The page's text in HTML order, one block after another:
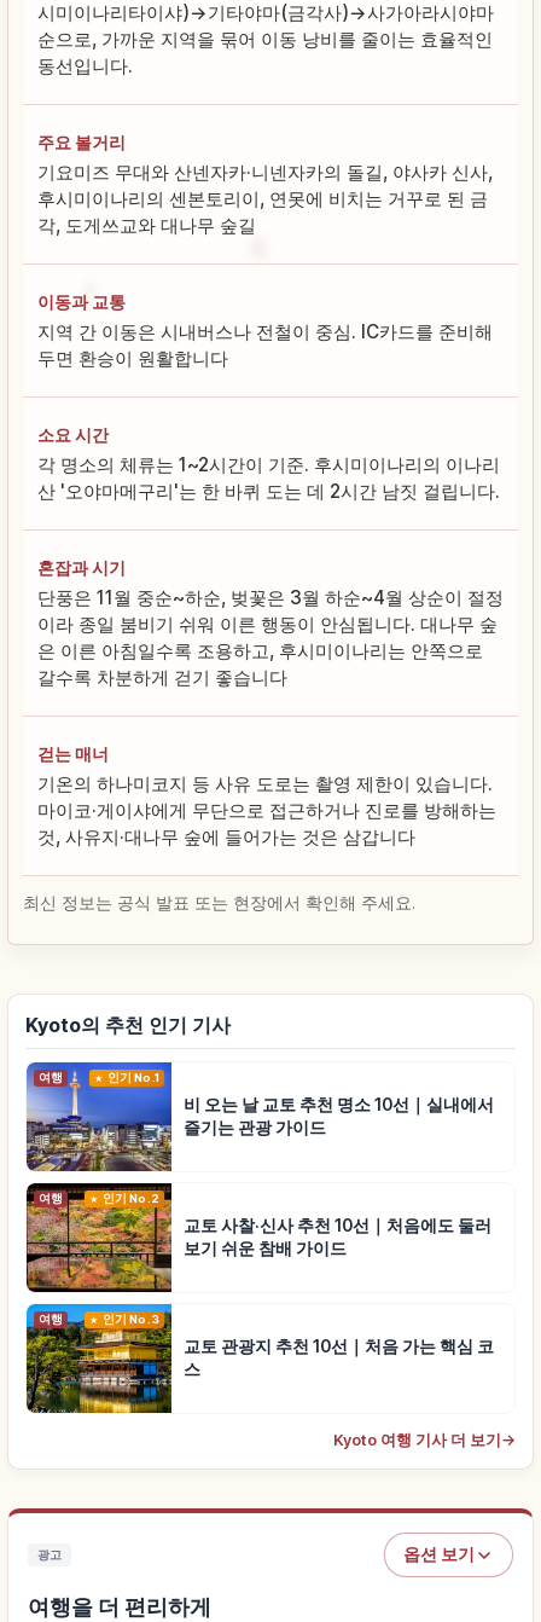
시미이나리타이샤)→기타야마(금각사)→사가아라시야마
순으로, 가까운 지역을 묶어 이동 낭비를 줄이는 효율적인
동선입니다.
주요 볼거리
기요미즈 무대와 산넨자카·니넨자카의 돌길, 야사카 신사,
후시미이나리의 센본토리이, 연못에 비치는 거꾸로 된 금
각, 도게쓰교와 대나무 숲길
이동과 교통
지역 간 이동은 시내버스나 전철이 중심. IC카드를 준비해
두면 환승이 원활합니다
소요 시간
각 명소의 체류는 1~2시간이 기준. 후시미이나리의 이나리
산 '오야마메구리'는 한 바퀴 도는 데 2시간 남짓 걸립니다.
혼잡과 시기
단풍은 11월 중순~하순, 벚꽃은 3월 하순~4월 상순이 절정
이라 종일 붐비기 쉬워 이른 행동이 안심됩니다. 대나무 숲
은 이른 아침일수록 조용하고, 후시미이나리는 안쪽으로
갈수록 차분하게 걷기 좋습니다
걷는 매너
기온의 하나미코지 등 사유 도로는 촬영 제한이 있습니다.
마이코·게이샤에게 무단으로 접근하거나 진로를 방해하는
것, 사유지·대나무 숲에 들어가는 것은 삼갑니다
최신 정보는 공식 발표 또는 현장에서 확인해 주세요.
Kyoto의 추천 인기 기사
여행 인기 No.1
비 오는 날 교토 추천 명소 10선｜실내에서
즐기는 관광 가이드
여행 인기 No.2
교토 사찰·신사 추천 10선｜처음에도 둘러
보기 쉬운 참배 가이드
여행 인기 No.3
교토 관광지 추천 10선｜처음 가는 핵심 코
스
Kyoto 여행 기사 더 보기 →
광고 옵션 보기
여행을 더 편리하게